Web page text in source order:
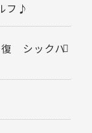
フ♪
復 シックハ